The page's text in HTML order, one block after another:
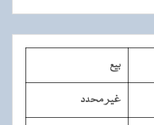
بيع
غير محدد